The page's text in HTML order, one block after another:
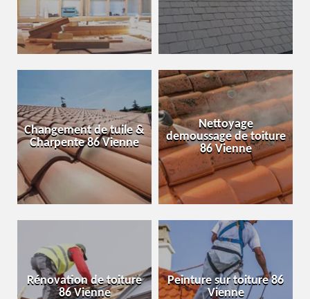
Changement de tuile &
Charpente 86 Vienne
Nettoyage
demoussage de toiture
86 Vienne
Rénovation de toiture
86 Vienne
Peinture sur toiture 86
Vienne